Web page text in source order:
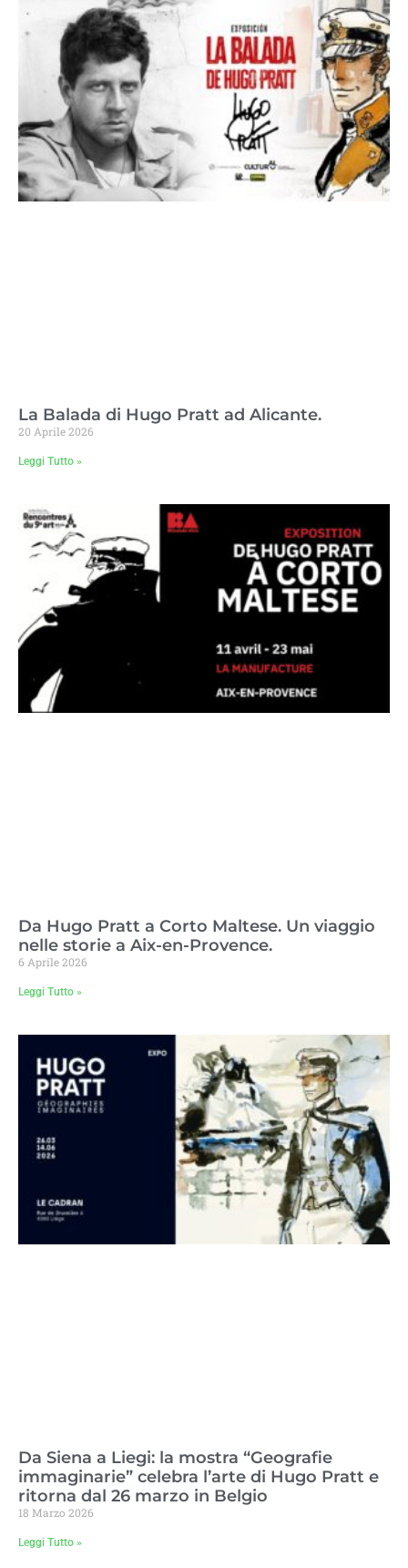
La Balada di Hugo Pratt ad Alicante.
20 Aprile 2026
Leggi Tutto »
Da Hugo Pratt a Corto Maltese. Un viaggio
nelle storie a Aix-en-Provence.
6 Aprile 2026
Leggi Tutto »
Da Siena a Liegi: la mostra “Geografie
immaginarie” celebra l’arte di Hugo Pratt e
ritorna dal 26 marzo in Belgio
18 Marzo 2026
Leggi Tutto »